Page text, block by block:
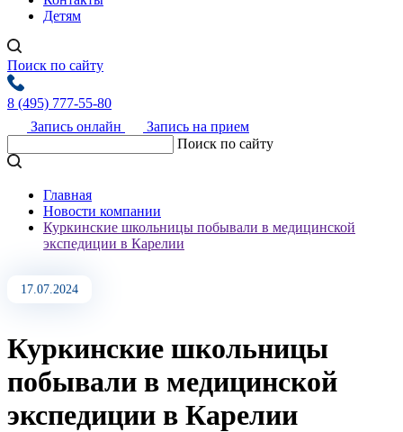
Детям
Поиск по сайту
8 (495) 777-55-80
Запись онлайн
Запись на прием
Поиск по сайту
Главная
Новости компании
Куркинские школьницы побывали в медицинской
экспедиции в Карелии
17.07.2024
Куркинские школьницы
побывали в медицинской
экспедиции в Карелии